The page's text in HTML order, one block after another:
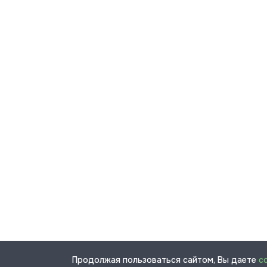
Продолжая пользоваться сайтом, Вы даете